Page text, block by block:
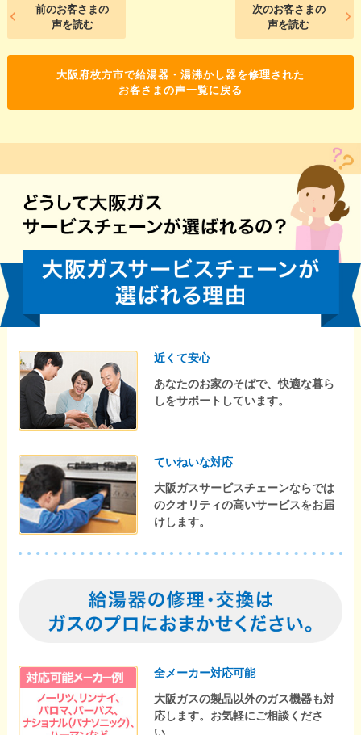
前のお客さまの
声を読む
次のお客さまの
声を読む
大阪府枚方市で給湯器・湯沸かし器を修理された
お客さまの声一覧に戻る
近くて安心
あなたのお家のそばで、快適な暮ら
しをサポートしています。
ていねいな対応
大阪ガスサービスチェーンならでは
のクオリティの高いサービスをお届
けします。
全メーカー対応可能
大阪ガスの製品以外のガス機器も対
応します。お気軽にご相談くださ